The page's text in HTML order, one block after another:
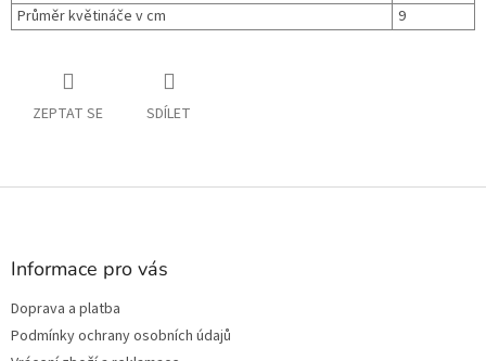
Průměr květináče v cm
9
ZEPTAT SE SDÍLET
Z
Informace pro vás
Doprava a platba
Podmínky ochrany osobních údajů